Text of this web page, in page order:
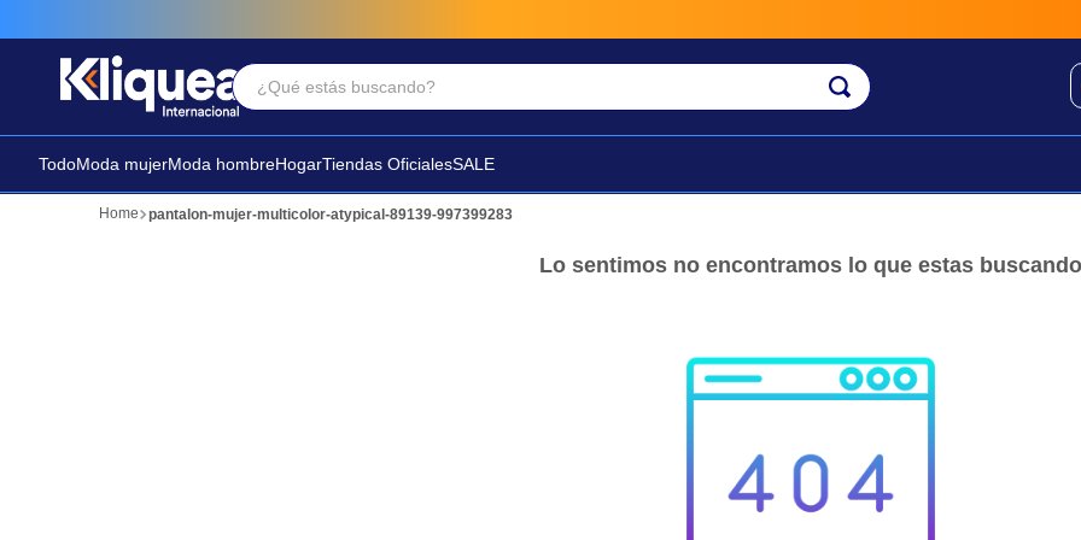
¿Qué estás buscando?
TodoModa mujerModa hombreHogarTiendas OficialesSALE
pantalon-mujer-multicolor-atypical-89139-997399283
Lo sentimos no encontramos lo que estas buscando
Términos Más Buscados
2. faldas